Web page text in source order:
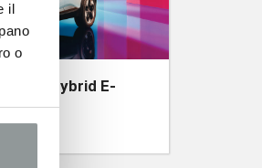
il
o
Full Hybrid E-